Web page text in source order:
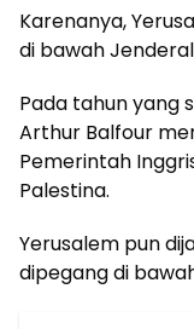
Karenanya,
di bawah Jenderal
Pada tahun yang
Arthur Balfour
Pemerintah
Palestina.
Yerusalem pun
dipegang di